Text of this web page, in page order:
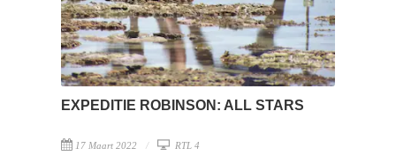
EXPEDITIE ROBINSON: ALL STARS
17 Maart 2022 RTL 4